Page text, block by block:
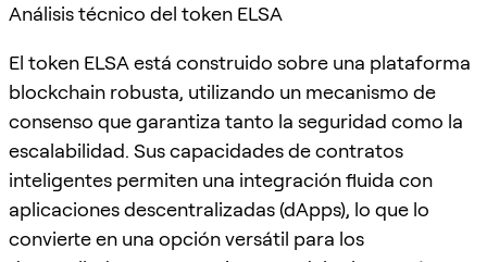
Análisis técnico del token ELSA
El token ELSA está construido sobre una plataforma
blockchain robusta, utilizando un mecanismo de
consenso que garantiza tanto la seguridad como la
escalabilidad. Sus capacidades de contratos
inteligentes permiten una integración fluida con
aplicaciones descentralizadas (dApps), lo que lo
convierte en una opción versátil para los